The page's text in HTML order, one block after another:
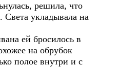
решила, что
Света укладывала на
ей бросилось в
на обрубок
полое внутри и с